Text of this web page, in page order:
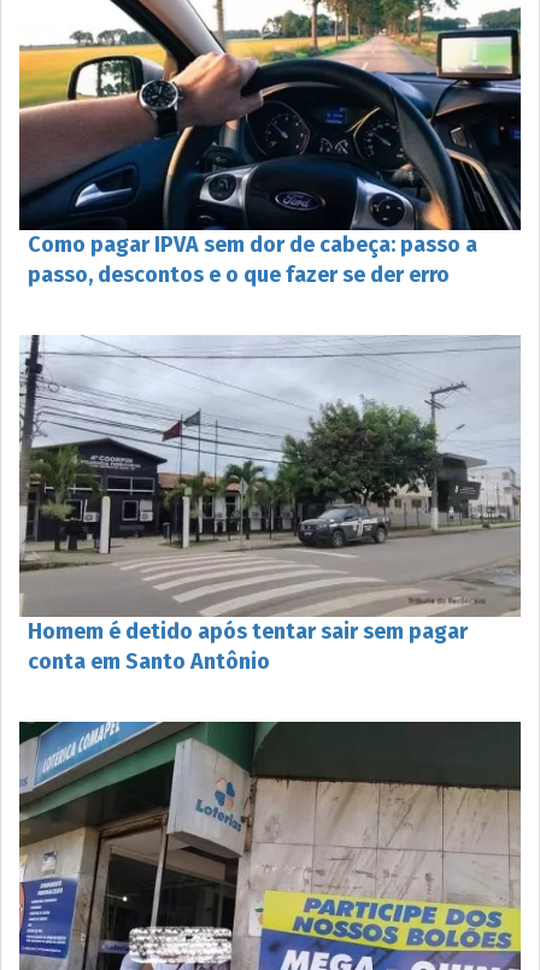
Como pagar IPVA sem dor de cabeça: passo a
passo, descontos e o que fazer se der erro
Homem é detido após tentar sair sem pagar
conta em Santo Antônio